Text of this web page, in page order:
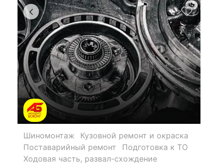
Шиномонтаж
Кузовной ремонт и окраска
Поставарийный ремонт
Подготовка к ТО
Ходовая часть, развал-схождение